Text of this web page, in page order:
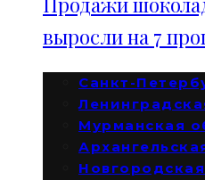
выросли на 7
Санкт-
Мурманская